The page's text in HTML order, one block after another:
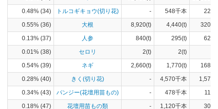
0.48% (34)
トルコギキョウ(切り花) - 548千本
0.55% (36)
大根 8,920(t) 4,440(t)
0.13% (37)
人参 840(t) 295(t)
0.01% (38)
セロリ 2(t)
2(t)
0.54% (39)
ネギ 2,660(t) 1,770(t)
0.28% (40)
きく(切り花) - 4,570千本
0.34% (43)
パンジー(花壇用苗もの) - 478千本
0.18% (47)
花壇用苗もの類 - 1,120千本